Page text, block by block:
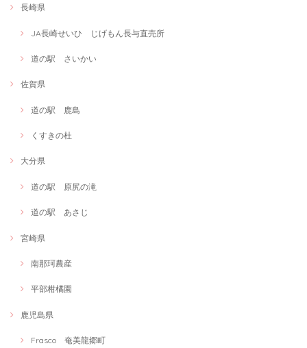
長崎県
JA長崎せいひ じげもん長与直売所
道の駅 さいかい
佐賀県
道の駅 鹿島
くすきの杜
大分県
道の駅 原尻の滝
道の駅 あさじ
宮崎県
南那珂農産
平部柑橘園
鹿児島県
Frasco 奄美龍郷町